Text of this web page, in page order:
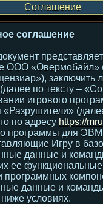
Соглашение
соглашение
ООО «Овермобайл»
заключить
по тексту –
игрового
«Разрушители»
по адресу https://
программы для ЭВМ
Игру в
данные и
ее функциональные
программных
данные и
условиях.